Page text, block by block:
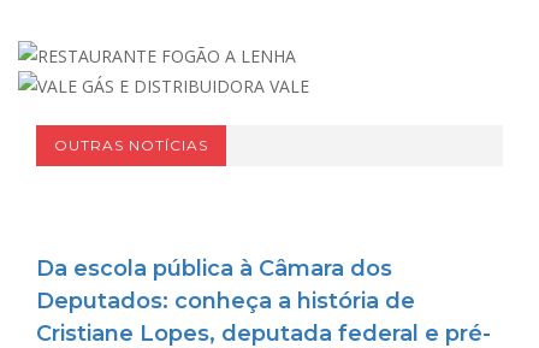
OUTRAS NOTÍCIAS
Da escola pública à Câmara dos
Deputados: conheça a história de
Cristiane Lopes, deputada federal e pré-